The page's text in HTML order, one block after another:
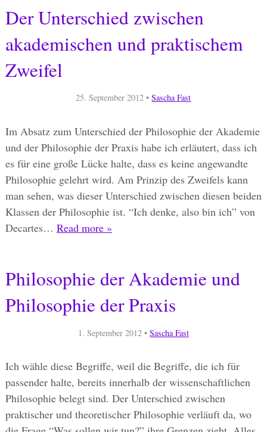
Der Unterschied zwischen
akademischen und praktischem
Zweifel
25. September 2012 •Sascha Fast
Im Absatz zum Unterschied der Philosophie der Akademie
und der Philosophie der Praxis habe ich erläutert, dass ich
es für eine große Lücke halte, dass es keine angewandte
Philosophie gelehrt wird. Am Prinzip des Zweifels kann
man sehen, was dieser Unterschied zwischen diesen beiden
Klassen der Philosophie ist. “Ich denke, also bin ich” von
Decartes… Read more »
Philosophie der Akademie und
Philosophie der Praxis
1. September 2012• Sascha Fast
Ich wähle diese Begriffe, weil die Begriffe, die ich für
passender halte, bereits innerhalb der wissenschaftlichen
Philosophie belegt sind. Der Unterschied zwischen
praktischer und theoretischer Philosophie verläuft da, wo